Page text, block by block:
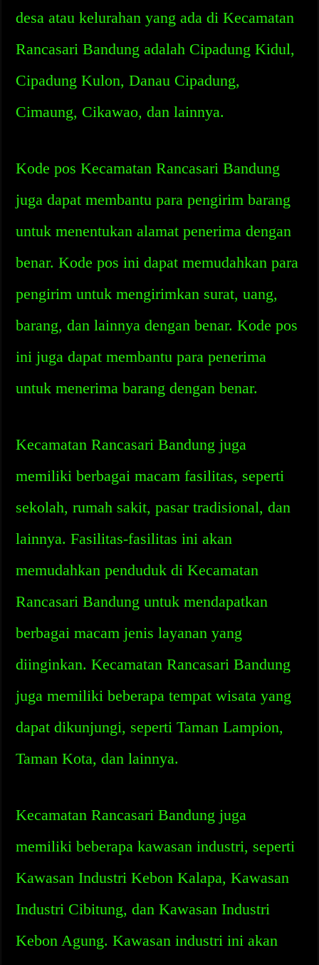
desa atau kelurahan yang ada di Kecamatan
Rancasari Bandung adalah Cipadung Kidul,
Cipadung Kulon, Danau Cipadung,
Cimaung, Cikawao, dan lainnya.
Kode pos Kecamatan Rancasari Bandung
juga dapat membantu para pengirim barang
untuk menentukan alamat penerima dengan
benar. Kode pos ini dapat memudahkan para
pengirim untuk mengirimkan surat, uang,
barang, dan lainnya dengan benar. Kode pos
ini juga dapat membantu para penerima
untuk menerima barang dengan benar.
Kecamatan Rancasari Bandung juga
memiliki berbagai macam fasilitas, seperti
sekolah, rumah sakit, pasar tradisional, dan
lainnya. Fasilitas-fasilitas ini akan
memudahkan penduduk di Kecamatan
Rancasari Bandung untuk mendapatkan
berbagai macam jenis layanan yang
diinginkan. Kecamatan Rancasari Bandung
juga memiliki beberapa tempat wisata yang
dapat dikunjungi, seperti Taman Lampion,
Taman Kota, dan lainnya.
Kecamatan Rancasari Bandung juga
memiliki beberapa kawasan industri, seperti
Kawasan Industri Kebon Kalapa, Kawasan
Industri Cibitung, dan Kawasan Industri
Kebon Agung. Kawasan industri ini akan